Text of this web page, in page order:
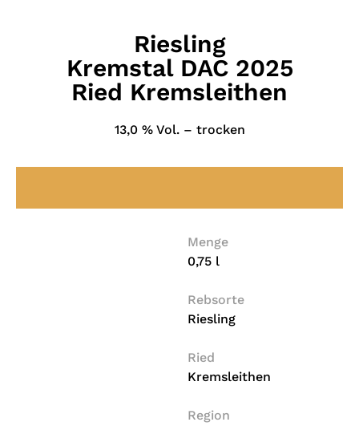
Riesling
Kremstal DAC 2025
Ried Kremsleithen
13,0 % Vol. – trocken
Menge
0,75 l
Rebsorte
Riesling
Ried
Kremsleithen
Region